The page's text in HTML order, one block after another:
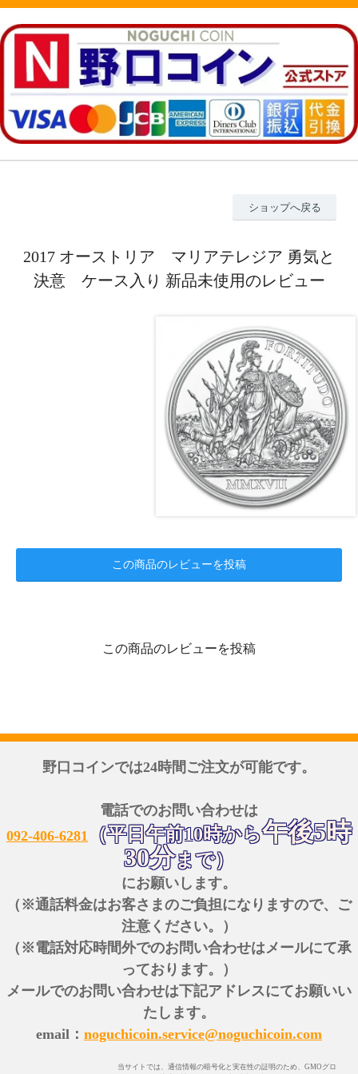
ショップへ戻る
2017 オーストリア マリアテレジア 勇気と
決意 ケース入り 新品未使用のレビュー
この商品のレビューを投稿
この商品のレビューを投稿
野口コインでは24時間ご注文が可能です。
電話でのお問い合わせは
092-406-6281
（平日午前10時から午後5時
30分まで）
にお願いします。
（※通話料金はお客さまのご負担になりますので、ご
注意ください。）
（※電話対応時間外でのお問い合わせはメールにて承
っております。）
メールでのお問い合わせは下記アドレスにてお願いい
たします。
email： noguchicoin.service@noguchicoin.com
当サイトでは、通信情報の暗号化と実在性の証明のため、GMOグロ